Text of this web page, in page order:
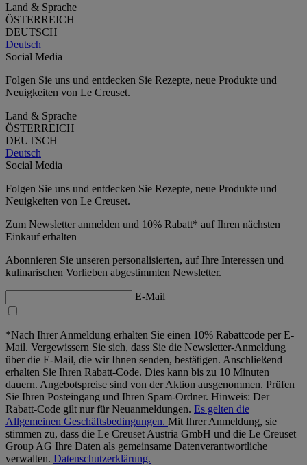
Land & Sprache
ÖSTERREICH
DEUTSCH
Deutsch
Social Media
Folgen Sie uns und entdecken Sie Rezepte, neue Produkte und
Neuigkeiten von Le Creuset.
Land & Sprache
ÖSTERREICH
DEUTSCH
Deutsch
Social Media
Folgen Sie uns und entdecken Sie Rezepte, neue Produkte und
Neuigkeiten von Le Creuset.
Zum Newsletter anmelden und 10% Rabatt* auf Ihren nächsten
Einkauf erhalten
Abonnieren Sie unseren personalisierten, auf Ihre Interessen und
kulinarischen Vorlieben abgestimmten Newsletter.
E-Mail
*Nach Ihrer Anmeldung erhalten Sie einen 10% Rabattcode per E-
Mail. Vergewissern Sie sich, dass Sie die Newsletter-Anmeldung
über die E-Mail, die wir Ihnen senden, bestätigen. Anschließend
erhalten Sie Ihren Rabatt-Code. Dies kann bis zu 10 Minuten
dauern. Angebotspreise sind von der Aktion ausgenommen. Prüfen
Sie Ihren Posteingang und Ihren Spam-Ordner. Hinweis: Der
Rabatt-Code gilt nur für Neuanmeldungen. Es gelten die
Allgemeinen Geschäftsbedingungen. Mit Ihrer Anmeldung, sie
stimmen zu, dass die Le Creuset Austria GmbH und die Le Creuset
Group AG Ihre Daten als gemeinsame Datenverantwortliche
verwalten. Datenschutzerklärung.